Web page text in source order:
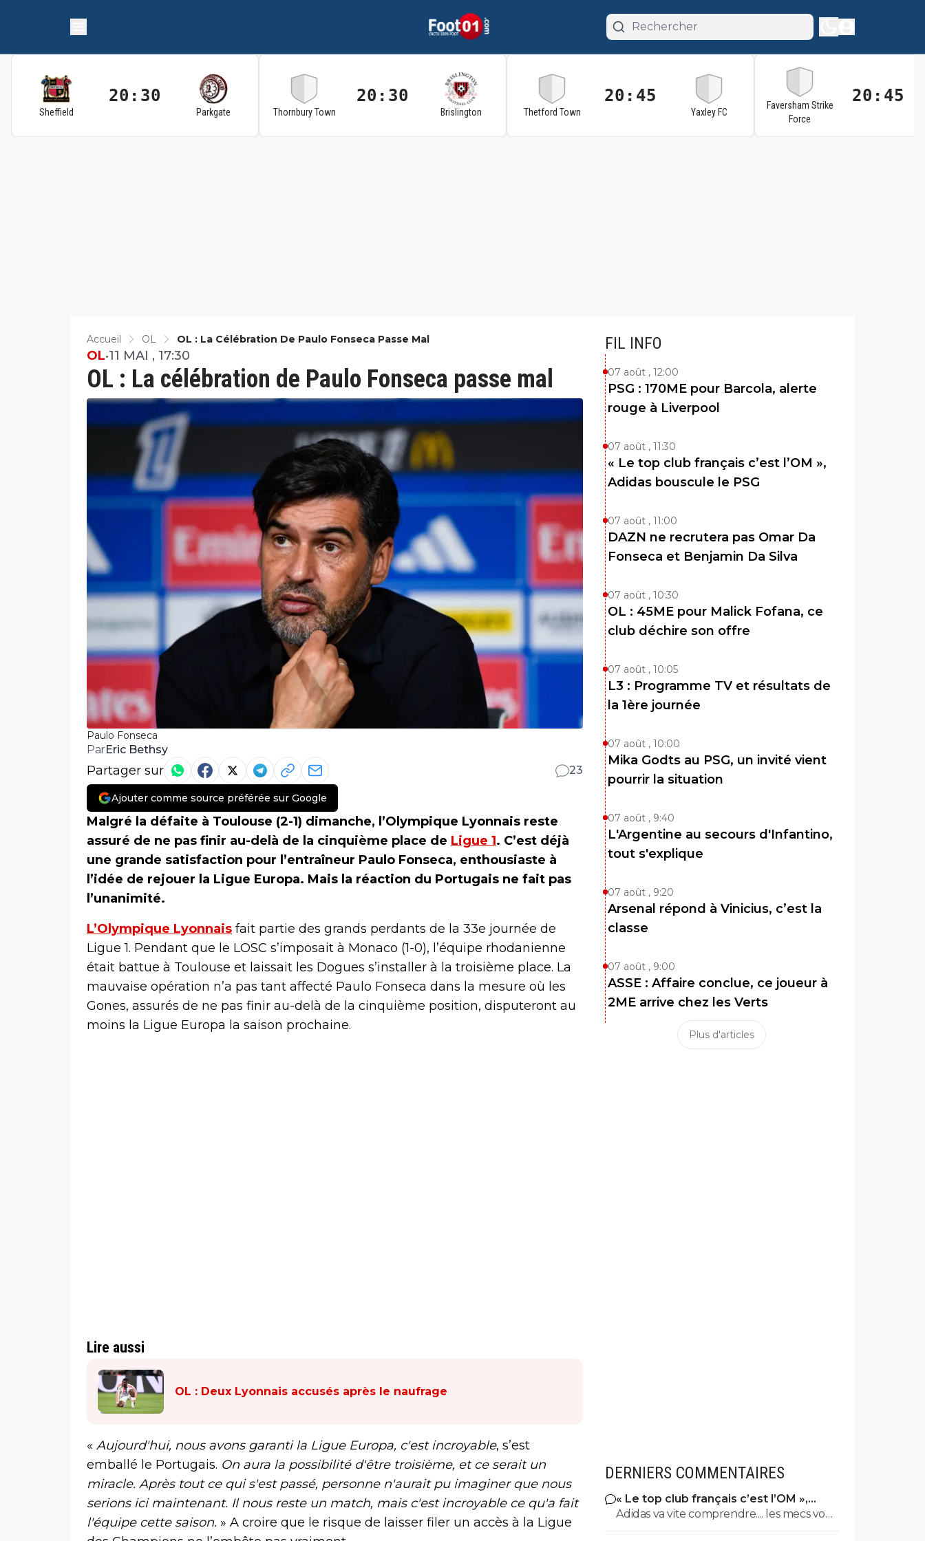
Sheffield
20:30
Parkgate Thornbury Town
20:30
Brislington Thetford Town
20:45
Yaxley FC
Faversham Strike
Force
20:45
Accueil OL OL : La Célébration De Paulo Fonseca Passe Mal
Paulo Fonseca
OL : La célébration de Paulo Fonseca passe mal
OL•11 MAI , 17:30
ParEric Bethsy
Partager sur 23
Ajouter comme source préférée sur Google
Malgré la défaite à Toulouse (2-1) dimanche, l’Olympique Lyonnais reste
assuré de ne pas finir au-delà de la cinquième place de Ligue 1. C’est déjà
une grande satisfaction pour l’entraîneur Paulo Fonseca, enthousiaste à
l’idée de rejouer la Ligue Europa. Mais la réaction du Portugais ne fait pas
l’unanimité.
L’Olympique Lyonnais fait partie des grands perdants de la 33e journée de
Ligue 1. Pendant que le LOSC s’imposait à Monaco (1-0), l’équipe rhodanienne
était battue à Toulouse et laissait les Dogues s’installer à la troisième place. La
mauvaise opération n’a pas tant affecté Paulo Fonseca dans la mesure où les
Gones, assurés de ne pas finir au-delà de la cinquième position, disputeront au
moins la Ligue Europa la saison prochaine.
Lire aussi
OL : Deux Lyonnais accusés après le naufrage
« Aujourd'hui, nous avons garanti la Ligue Europa, c'est incroyable, s’est
emballé le Portugais. On aura la possibilité d'être troisième, et ce serait un
miracle. Après tout ce qui s'est passé, personne n'aurait pu imaginer que nous
serions ici maintenant. Il nous reste un match, mais c'est incroyable ce qu'a fait
l'équipe cette saison. » A croire que le risque de laisser filer un accès à la Ligue
FIL INFO
07 août , 12:00
PSG : 170ME pour Barcola, alerte
rouge à Liverpool
07 août , 11:30
« Le top club français c’est l’OM »,
Adidas bouscule le PSG
07 août , 11:00
DAZN ne recrutera pas Omar Da
Fonseca et Benjamin Da Silva
07 août , 10:30
OL : 45ME pour Malick Fofana, ce
club déchire son offre
07 août , 10:05
L3 : Programme TV et résultats de
la 1ère journée
07 août , 10:00
Mika Godts au PSG, un invité vient
pourrir la situation
07 août , 9:40
L'Argentine au secours d'Infantino,
tout s'explique
07 août , 9:20
Arsenal répond à Vinicius, c’est la
classe
07 août , 9:00
ASSE : Affaire conclue, ce joueur à
2ME arrive chez les Verts
Plus d'articles
DERNIERS COMMENTAIRES
« Le top club français c’est l’OM »,
Adidas bouscule le PSG
Adidas va vite comprendre.... les mecs vont
vite prendre leurs jambes à leur cou